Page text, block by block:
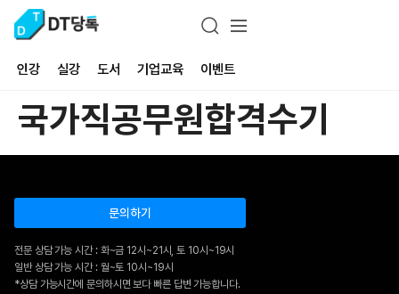
인강 실강 도서 기업교육 이벤트
국가직공무원합격수기
문의하기
전문 상담 가능 시간 : 화~금 12시~21시, 토 10시~19시
일반 상담 가능 시간 : 월~토 10시~19시
*상담 가능시간에 문의하시면 보다 빠른 답변 가능합니다.